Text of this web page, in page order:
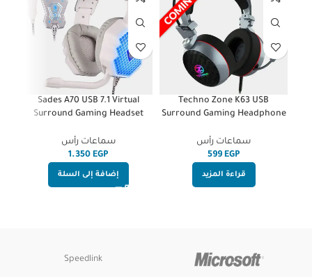
Techno Zone K63 USB
Surround Gaming Headphone
سماعات رأس
EGP
قراءة المزيد
Sades A70 USB 7.1 Virtual
Surround Gaming Headset
سماعات رأس
EGP
إضافة إلى السلة
Speedlink